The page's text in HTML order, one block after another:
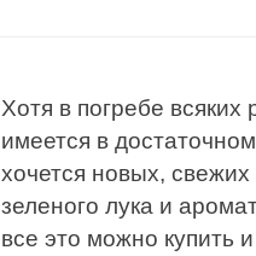
Хотя в погребе
имеется в
хочется новых,
зеленого лука и
все это можно купить